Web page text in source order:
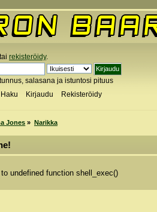
tai rekisteröidy.
salasana ja istuntosi pituus
Haku Kirjaudu Rekisteröidy
Jones » Narikka
undefined function shell_exec()